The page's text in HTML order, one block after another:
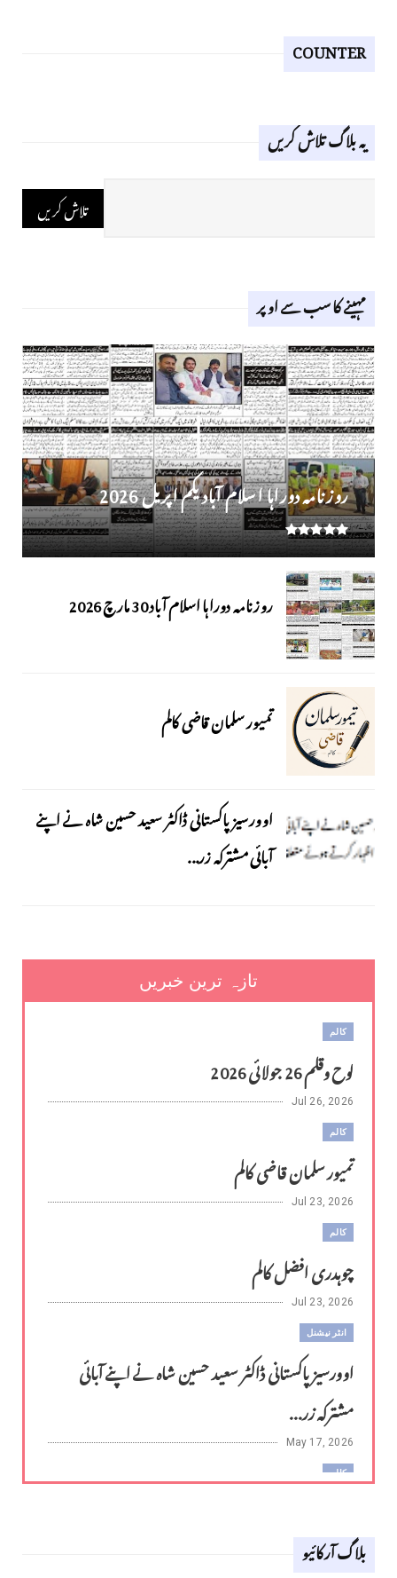
COUNTER
یہ بلاگ تلاش کریں
مہینے کا سب سے اوپر
روز نامہ دوراہا اسلام آباد یکم اپریل 2026
روزنامہ دوراہا اسلام آباد 30 مارچ 2026
تمیور سلمان قاضی کالم
اوورسیز پاکستانی ڈاکٹر سعید حسین شاہ نے اپنے
آبائی مشترکہ زر...
تازہ ترین خبریں
کالم
لوح وقلم 26 جولائی 2026
Jul 26, 2026
کالم
تمیور سلمان قاضی کالم
Jul 23, 2026
کالم
چوہدری افضل کالم
Jul 23, 2026
انٹر نیشنل
اوورسیز پاکستانی ڈاکٹر سعید حسین شاہ نے اپنے آبائی
مشترکہ زر...
May 17, 2026
کالم
Apr 18, 2026
بلاگ آرکائیو